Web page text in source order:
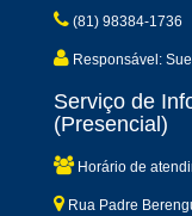
(81) 98384-1736
Responsável:
Serviço de
(Presencial)
Horário de
Rua Padre